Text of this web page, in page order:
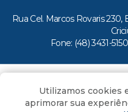
Rua Cel. Marcos Rovaris 230,
Fone: (48) 3431-
Todos os direitos
Utilizamos cookies
aprimorar sua